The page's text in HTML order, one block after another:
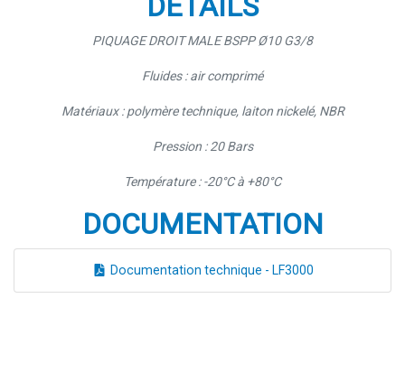
PIQUAGE DROIT MALE BSPP Ø10 G3/8
Fluides : air comprimé
Matériaux : polymère technique, laiton nickelé, NBR
Pression : 20 Bars
Température : -20°C à +80°C
DOCUMENTATION
Documentation technique - LF3000